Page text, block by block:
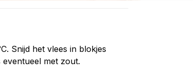
Snijd het vlees in blokjes
met zout.